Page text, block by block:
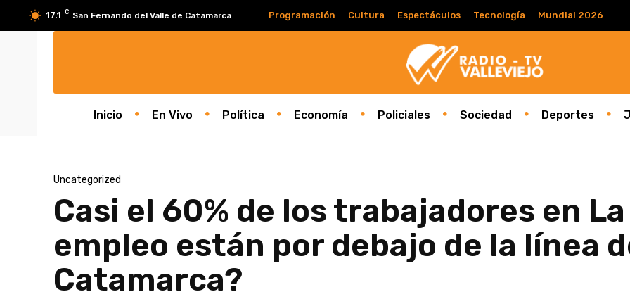
17.1 C San Fernando del Valle de Catamarca Programación Cultura Espectáculos Tecnología Mundial 2026
Inicio En Vivo Política Economía Policiales Sociedad Deportes
Uncategorized
Casi el 60% de los trabajadores en
empleo están por debajo de la línea
Catamarca?